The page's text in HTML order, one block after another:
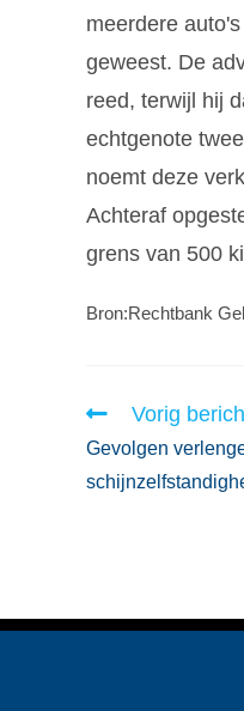
meerdere
geweest. De
reed, terwijl hij
echtgenote
noemt deze
Achteraf
grens van 500
Bron:Rechtbank
Vorig
Gevolgen